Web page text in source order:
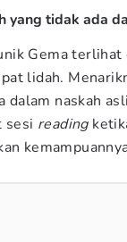
yang tidak ada
Gema terlihat
lidah.
dalam naskah
sesi reading